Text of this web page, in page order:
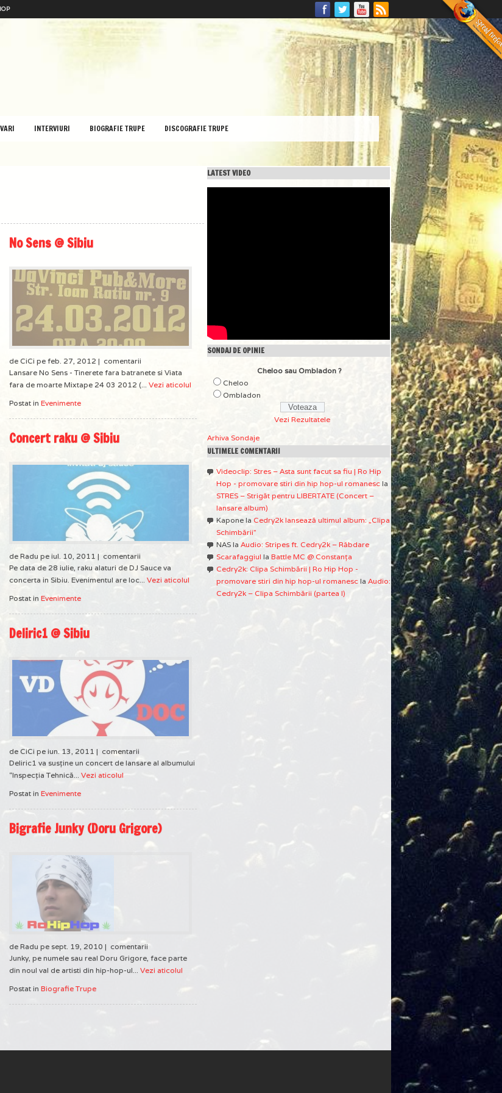
INTERVIURI BIOGRAFIE TRUPE DISCOGRAFIE TRUPE
No Sens @ Sibiu
de CiCi pe feb. 27, 2012 | comentarii
Lansare No Sens - Tinerete fara batranete si Viata
fara de moarte Mixtape 24 03 2012 (... Vezi aticolul
Postat in Evenimente
Concert raku @ Sibiu
de Radu pe iul. 10, 2011 | comentarii
Pe data de 28 iulie, raku alaturi de DJ Sauce va
concerta in Sibiu. Evenimentul are loc... Vezi aticolul
Postat in Evenimente
Deliric1 @ Sibiu
de CiCi pe iun. 13, 2011 | comentarii
Deliric1 va susţine un concert de lansare al albumului
“Inspecţia Tehnică... Vezi aticolul
Postat in Evenimente
Bigrafie Junky (Doru Grigore)
de Radu pe sept. 19, 2010 | comentarii
Junky, pe numele sau real Doru Grigore, face parte
din noul val de artisti din hip-hop-ul... Vezi aticolul
Postat in Biografie Trupe
LATEST VIDEO
SONDAJ DE OPINIE
Cheloo sau Ombladon ?
Cheloo
Ombladon
Vezi Rezultatele
Arhiva Sondaje
ULTIMELE COMENTARII
Videoclip: Stres – Asta sunt facut sa fiu | Ro Hip
Hop - promovare stiri din hip hop-ul romanesc la
STRES – Strigăt pentru LIBERTATE (Concert –
lansare album)
Kapone la Cedry2k lansează ultimul album: „Clipa
Schimbării”
NAS la Audio: Stripes ft. Cedry2k – Răbdare
Scarafaggiul la Battle MC @ Constanţa
Cedry2k: Clipa Schimbării | Ro Hip Hop -
promovare stiri din hip hop-ul romanesc la Audio:
Cedry2k – Clipa Schimbării (partea I)